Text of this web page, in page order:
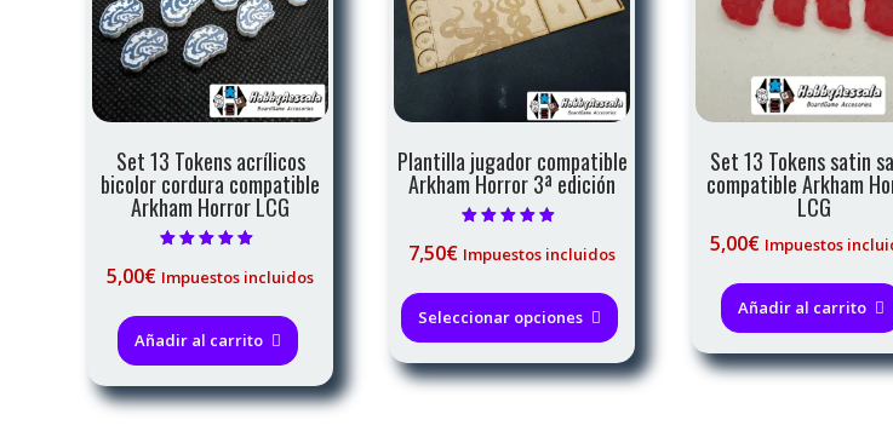
Set 13 Tokens acrílicos
bicolor cordura compatible
Arkham Horror LCG
5.00
de 5
5,00€ Impuestos incluidos
Añadir al carrito
Plantilla jugador compatible
Arkham Horror 3ª edición
5.00
de 5
7,50€ Impuestos incluidos
Seleccionar opciones
tiene
múltiples
variantes.
Set 13 Tokens satin
compatible Arkham
LCG
5,00€ Impuestos
Añadir al carrito